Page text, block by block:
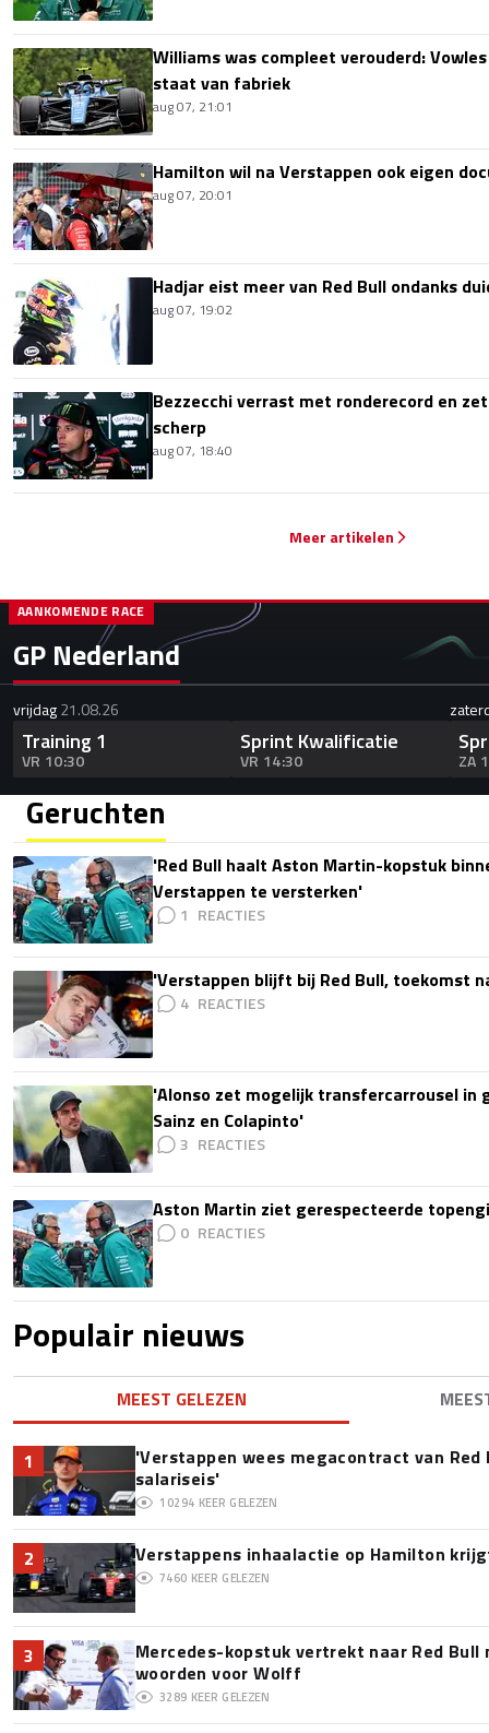
Williams was compleet verouderd:
staat van fabriek
aug 07, 21:01
Hamilton wil na Verstappen ook eigen
aug 07, 20:01
Hadjar eist meer van Red Bull ondanks
aug 07, 19:02
Bezzecchi verrast met ronderecord en
scherp
aug 07, 18:40
Meer artikelen
GP Nederland
AANKOMENDE RACE
vrijdag21.08.26
Training 1
VR 10:30
Sprint Kwalificatie
VR 14:30 ZA
Geruchten
'Red Bull haalt Aston Martin-kopstuk
Verstappen te versterken'
1
'Verstappen blijft bij Red Bull, toekomst
4
'Alonso zet mogelijk transfercarrousel in
Sainz en Colapinto'
3
Aston Martin ziet gerespecteerde
0
Populair nieuws
MEEST GELEZEN
1
'Verstappen wees megacontract van
salariseis'
10294 KEER GELEZEN
2 Verstappens inhaalactie op Hamilton
7460 KEER GELEZEN
3
Mercedes-kopstuk vertrekt naar Red
woorden voor Wolff
3289 KEER GELEZEN